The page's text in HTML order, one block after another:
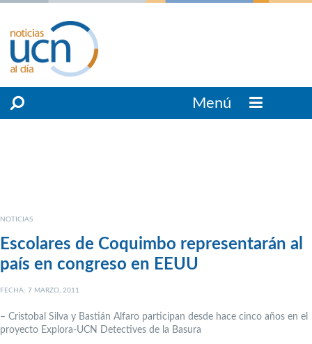
Menú
NOTICIAS
Escolares de Coquimbo representarán al
país en congreso en EEUU
FECHA: 7 MARZO, 2011
– Cristobal Silva y Bastián Alfaro participan desde hace cinco años en el
proyecto Explora-UCN Detectives de la Basura